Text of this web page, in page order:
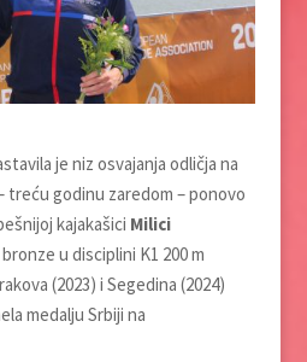
je niz osvajanja odličja na
treću godinu zaredom – ponovo
kajakašici Milici
u disciplini K1 200 m
(2023) i Segedina (2024)
medalju Srbiji na